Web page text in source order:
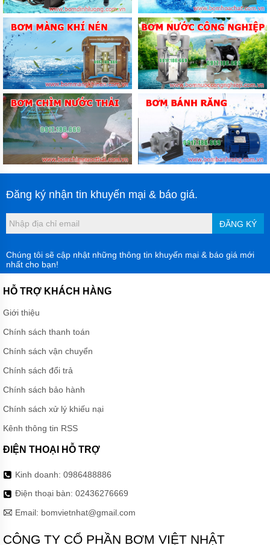
Đăng ký nhận tin khuyến mại & báo giá.
ĐĂNG KÝ
Chúng tôi sẽ cập nhật những thông tin khuyến mại & báo giá mới
nhất cho bạn!
HỖ TRỢ KHÁCH HÀNG
Giới thiệu
Chính sách thanh toán
Chính sách vận chuyển
Chính sách đổi trả
Chính sách bảo hành
Chính sách xử lý khiếu nại
Kênh thông tin RSS
ĐIỆN THOẠI HỖ TRỢ
Kinh doanh: 0986488886
Điện thoại bàn: 02436276669
Email: bomvietnhat@gmail.com
CÔNG TY CỔ PHẦN BƠM VIỆT NHẬT